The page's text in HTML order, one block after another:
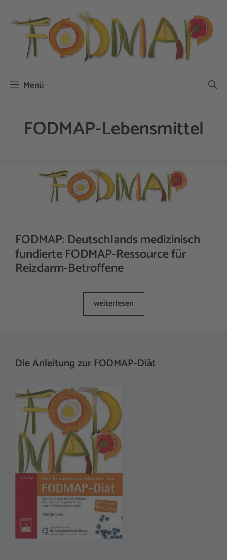
Inhalt
springen
Menü
FODMAP-Lebensmittel
FODMAP: Deutschlands medizinisch
fundierte FODMAP-Ressource für
Reizdarm-Betroffene
weiterlesen
Die Anleitung zur FODMAP-Diät